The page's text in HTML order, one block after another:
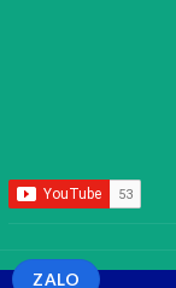
ZALO